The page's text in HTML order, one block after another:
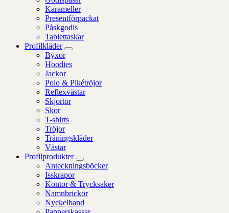
Karameller
Presentförpackat
Påskgodis
Tablettaskar
Profilkläder
Byxor
Hoodies
Jackor
Polo & Pikétröjor
Reflexvästar
Skjortor
Skor
T-shirts
Tröjor
Träningskläder
Västar
Profilprodukter
Anteckningsböcker
Isskrapor
Kontor & Trycksaker
Namnbrickor
Nyckelband